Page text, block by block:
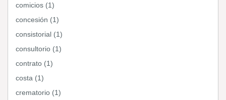
comicios (1)
concesión (1)
consistorial (1)
consultorio (1)
contrato (1)
costa (1)
crematorio (1)